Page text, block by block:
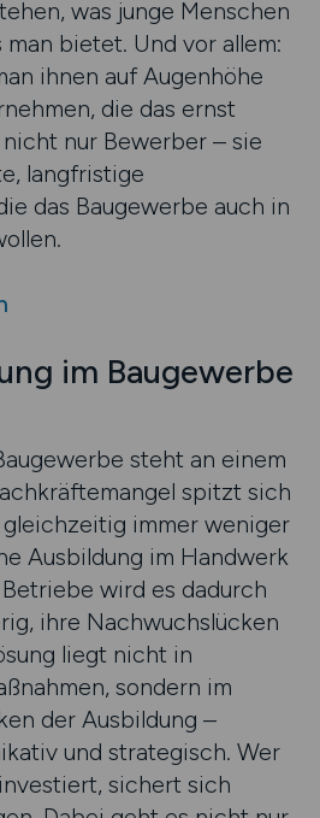
was junge Menschen
bietet. Und vor allem:
ihnen auf Augenhöhe
die das ernst
nur Bewerber – sie
langfristige
das Baugewerbe auch in
im Baugewerbe
steht an einem
spitzt sich
immer weniger
Ausbildung im Handwerk
wird es dadurch
ihre Nachwuchslücken
liegt nicht in
sondern im
der Ausbildung –
und strategisch. Wer
sichert sich